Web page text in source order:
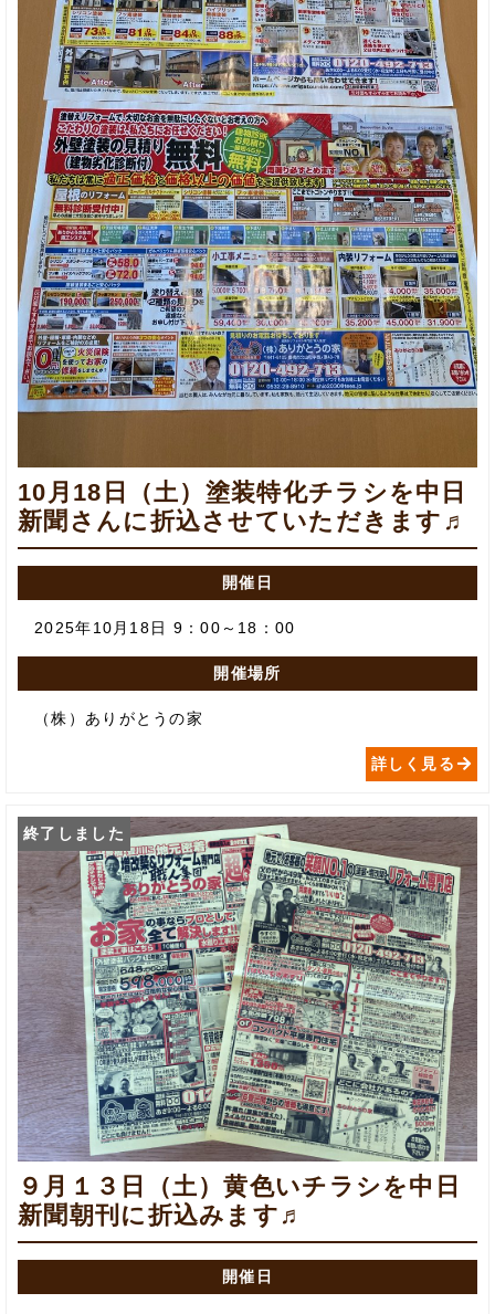
10月18日（土）塗装特化チラシを中日
新聞さんに折込させていただきます♬
開催日
2025年10月18日 9：00～18：00
開催場所
（株）ありがとうの家
詳しく見る
９月１３日（土）黄色いチラシを中日
新聞朝刊に折込みます♬
開催日
終了しました